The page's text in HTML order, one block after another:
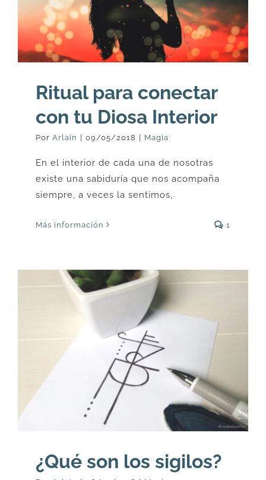
Ritual para conectar
con tu Diosa Interior
Por Arlain | 09/05/2018 | Magia
En el interior de cada una de nosotras
existe una sabiduría que nos acompaña
siempre, a veces la sentimos,
Más información 1
¿Qué son los sigilos?